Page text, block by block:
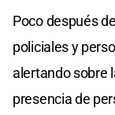
Poco después
policiales y
alertando sobre
presencia de